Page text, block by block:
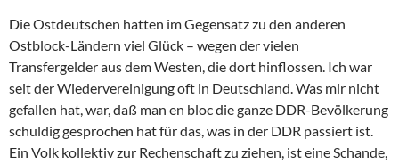
Die Ostdeutschen hatten im Gegensatz zu den anderen
Ostblock-Ländern viel Glück – wegen der vielen
Transfergelder aus dem Westen, die dort hinflossen. Ich war
seit der Wiedervereinigung oft in Deutschland. Was mir nicht
gefallen hat, war, daß man en bloc die ganze DDR-Bevölkerung
schuldig gesprochen hat für das, was in der DDR passiert ist.
Ein Volk kollektiv zur Rechenschaft zu ziehen, ist eine Schande,